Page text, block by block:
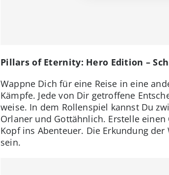
Pillars of Eternity: Hero Edition –
Wappne Dich für eine Reise in eine
Kämpfe. Jede von Dir getroffene
weise. In dem Rollenspiel kannst Du
Orlaner und Gottähnlich. Erstelle
Kopf ins Abenteuer. Die Erkundung
sein.